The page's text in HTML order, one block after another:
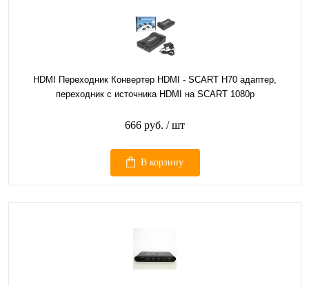
HDMI Переходник Конвертер HDMI - SCART H70 адаптер,
переходник с источника HDMI на SCART 1080p
666 руб. / шт
В корзину